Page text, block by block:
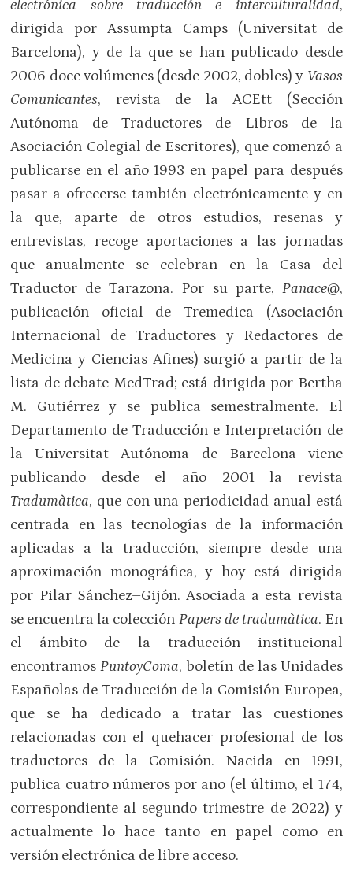
electrónica sobre traducción e interculturalidad,
dirigida por Assumpta Camps (Universitat de
Barcelona), y de la que se han publicado desde
2006 doce volúmenes (desde 2002, dobles) y Vasos
Comunicantes, revista de la ACEtt (Sección
Autónoma de Traductores de Libros de la
Asociación Colegial de Escritores), que comenzó a
publicarse en el año 1993 en papel para después
pasar a ofrecerse también electrónicamente y en
la que, aparte de otros estudios, reseñas y
entrevistas, recoge aportaciones a las jornadas
que anualmente se celebran en la Casa del
Traductor de Tarazona. Por su parte, Panace@,
publicación oficial de Tremedica (Asociación
Internacional de Traductores y Redactores de
Medicina y Ciencias Afines) surgió a partir de la
lista de debate MedTrad; está dirigida por Bertha
M. Gutiérrez y se publica semestralmente. El
Departamento de Traducción e Interpretación de
la Universitat Autónoma de Barcelona viene
publicando desde el año 2001 la revista
Tradumàtica, que con una periodicidad anual está
centrada en las tecnologías de la información
aplicadas a la traducción, siempre desde una
aproximación monográfica, y hoy está dirigida
por Pilar Sánchez–Gijón. Asociada a esta revista
se encuentra la colección Papers de tradumàtica. En
el ámbito de la traducción institucional
encontramosPuntoyComa, boletín de las Unidades
Españolas de Traducción de la Comisión Europea,
que se ha dedicado a tratar las cuestiones
relacionadas con el quehacer profesional de los
traductores de la Comisión. Nacida en 1991,
publica cuatro números por año (el último, el 174,
correspondiente al segundo trimestre de 2022) y
actualmente lo hace tanto en papel como en
versión electrónica de libre acceso.